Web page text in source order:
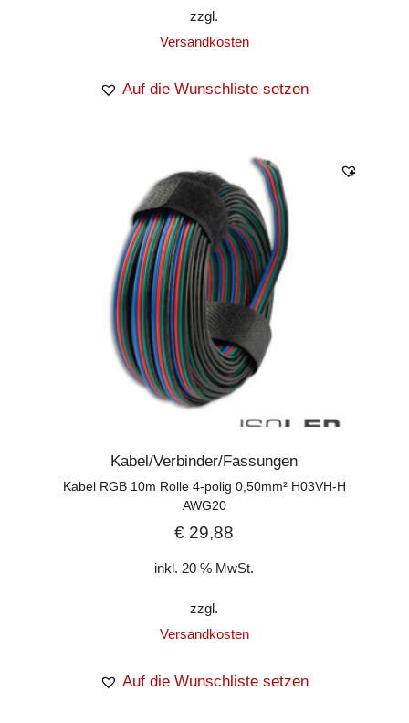
zzgl.
Versandkosten
Auf die Wunschliste setzen
Kabel/Verbinder/Fassungen
Kabel RGB 10m Rolle 4-polig 0,50mm² H03VH-H
AWG20
€ 29,88
inkl. 20 % MwSt.
zzgl.
Versandkosten
Auf die Wunschliste setzen